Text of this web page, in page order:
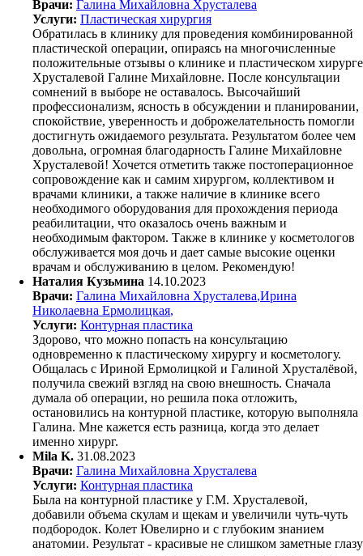
Врачи: Галина Михайловна Хрусталева
Услуги: Пластическая хирургия
Обратилась в клинику для проведения комбинированной
пластической операции, опираясь на многочисленные
положительные отзывы о клинике и пластическом хирурге
Хрусталевой Галине Михайловне. После консультации
сомнений в выборе не оставалось. Высочайший
профессионализм, ясность в обсуждении и планировании,
спокойствие, уверенность и доброжелательность помогли
достигнуть ожидаемого результата. Результатом более чем
довольна, огромная благодарность Галине Михайловне
Хрусталевой! Хочется отметить также постоперационное
сопровождение как и самим хирургом, коллективом и
врачами клиники, а также наличие в клинике всего
необходимого оборудования для прохождения периода
реабилитации, что оказалось очень важным и
необходимым фактором. Также в клинике у косметологов
обслуживается моя дочь и дает самые высокие оценки
врачам и обслуживанию в целом. Рекомендую!
Наталия Кузьмина 14.10.2023
Врачи: Галина Михайловна Хрусталева,Ирина
Николаевна Ермолицкая,
Услуги: Контурная пластика
Здорово, что можно попасть на консультацию
одновременно к пластическому хирургу и косметологу.
Общалась с Ириной Ермолицкой и Галиной Хрусталёвой,
получила свежий взгляд на свою внешность. Сначала
думала об операции, но решила пока отложить,
остановились на контурной пластике, которую выполняла
Галина. Мне кажется есть разница, когда это делает
именно хирург.
Mila K. 31.08.2023
Врачи: Галина Михайловна Хрусталева
Услуги: Контурная пластика
Была на контурной пластике у Г.М. Хрусталевой,
добавили объема скулам и щекам и увеличили чуть-чуть
подбородок. Колет Ювелирно и с глубоким знанием
анатомии. Результат - красивые не слишком заметные глазу